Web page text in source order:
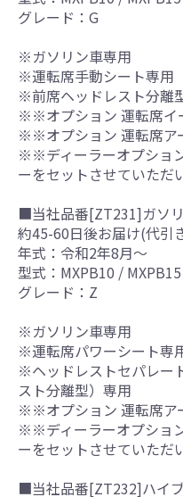
グレード：G
※ガソリン車専用
※運転席手動シート専用
※前席ヘッドレスト分離
※※オプション 運転席イ
※※オプション 運転席ア
※※ディーラーオプショ
ーをセットさせていただ
■当社品番[ZT231]ガソ
約45-60日後お届け(代引
年式：令和2年8月～
型式：MXPB10 / MXPB15
グレード：Z
※ガソリン車専用
※運転席パワーシート専
※ヘッドレストセパレー
スト分離型）専用
※※オプション 運転席ア
※※ディーラーオプショ
ーをセットさせていただ
■当社品番[ZT232]ハイ